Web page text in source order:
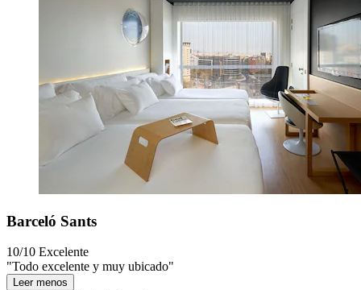
Barceló Sants
10/10 Excelente
"Todo excelente y muy ubicado"
Leer menos